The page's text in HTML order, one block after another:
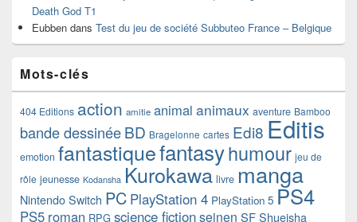
Death God T1
Eubben dans Test du jeu de société Subbuteo France – Belgique
Mots-clés
404 Editions action amitie animal animaux aventure Bamboo
bande dessinéeBD Bragelonne cartes Edi8 Editis
emotion fantastiquefantasyhumour jeu de
rôle jeunesse Kodansha Kurokawa livre manga
Nintendo Switch PC PlayStation 4 PlayStation 5 PS4
PS5 roman RPG science fictionseinen SF Shueisha